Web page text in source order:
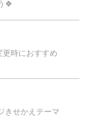
🍀
更時におすすめ
きせかえテーマ